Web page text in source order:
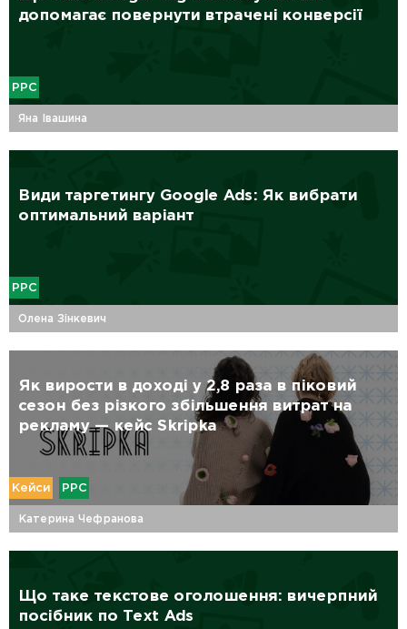
допомагає повернути втрачені конверсії
PPC
Яна Івашина
Види таргетингу Google Ads: Як вибрати
оптимальний варіант
PPC
Олена Зінкевич
Як вирости в доході у 2,8 раза в піковий
сезон без різкого збільшення витрат на
рекламу — кейс Skripka
Кейси PPC
Катерина Чефранова
Що таке текстове оголошення: вичерпний
посібник по Text Ads